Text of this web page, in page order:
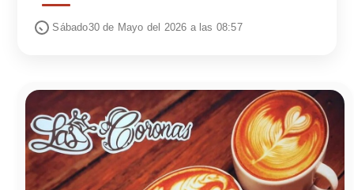
Sábado30 de Mayo del 2026 a las 08:57